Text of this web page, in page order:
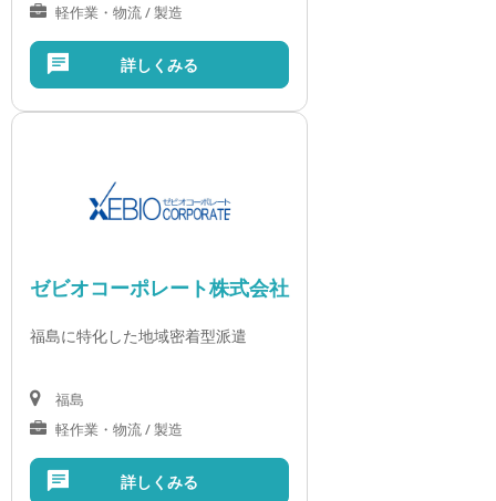
軽作業・物流 / 製造
詳しくみる
ゼビオコーポレート株式会社
福島に特化した地域密着型派遣
福島
軽作業・物流 / 製造
詳しくみる